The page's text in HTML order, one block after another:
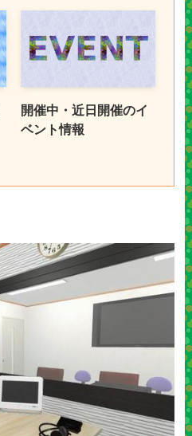
開催中・近日開催のイ
ベント情報